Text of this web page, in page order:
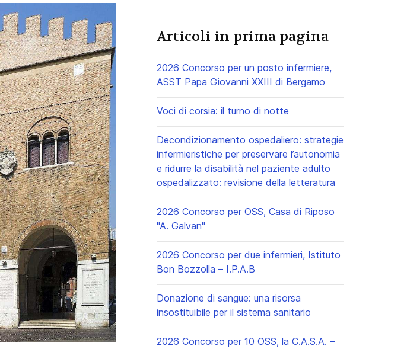
Articoli in prima pagina
2026 Concorso per un posto infermiere,
ASST Papa Giovanni XXIII di Bergamo
Voci di corsia: il turno di notte
Decondizionamento ospedaliero: strategie
infermieristiche per preservare l’autonomia
e ridurre la disabilità nel paziente adulto
ospedalizzato: revisione della letteratura
2026 Concorso per OSS, Casa di Riposo
"A. Galvan"
2026 Concorso per due infermieri, Istituto
Bon Bozzolla – I.P.A.B
Donazione di sangue: una risorsa
insostituibile per il sistema sanitario
2026 Concorso per 10 OSS, la C.A.S.A. –